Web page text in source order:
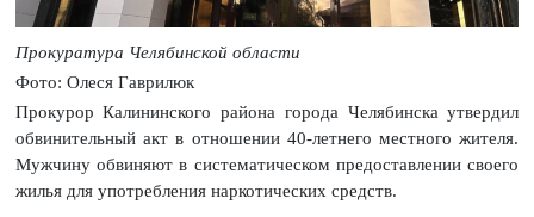
Прокуратура Челябинской области
Фото: Олеся Гаврилюк
Прокурор Калининского района города Челябинска утвердил
обвинительный акт в отношении 40-летнего местного жителя.
Мужчину обвиняют в систематическом предоставлении своего
жилья для употребления наркотических средств.